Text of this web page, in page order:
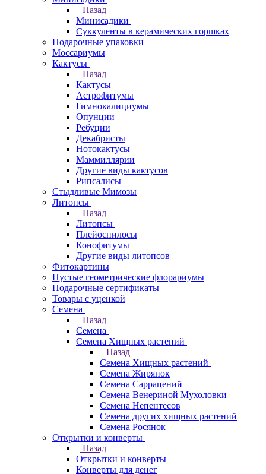
Назад
Минисадики
Суккуленты в керамических горшках
Подарочные упаковки
Моссариумы
Кактусы
Назад
Кактусы
Астрофитумы
Гимнокалициумы
Опунции
Ребуции
Декабристы
Нотокактусы
Маммиллярии
Другие виды кактусов
Рипсалисы
Стыдливые Мимозы
Литопсы
Назад
Литопсы
Плейоспилосы
Конофитумы
Другие виды литопсов
Фитокартины
Пустые геометрические флорариумы
Подарочные сертификаты
Товары с уценкой
Семена
Назад
Семена
Семена Хищных растений
Назад
Семена Хищных растений
Семена Жирянок
Семена Саррацений
Семена Венериной Мухоловки
Семена Непентесов
Семена других хищных растений
Семена Росянок
Открытки и конверты
Назад
Открытки и конверты
Конверты для денег